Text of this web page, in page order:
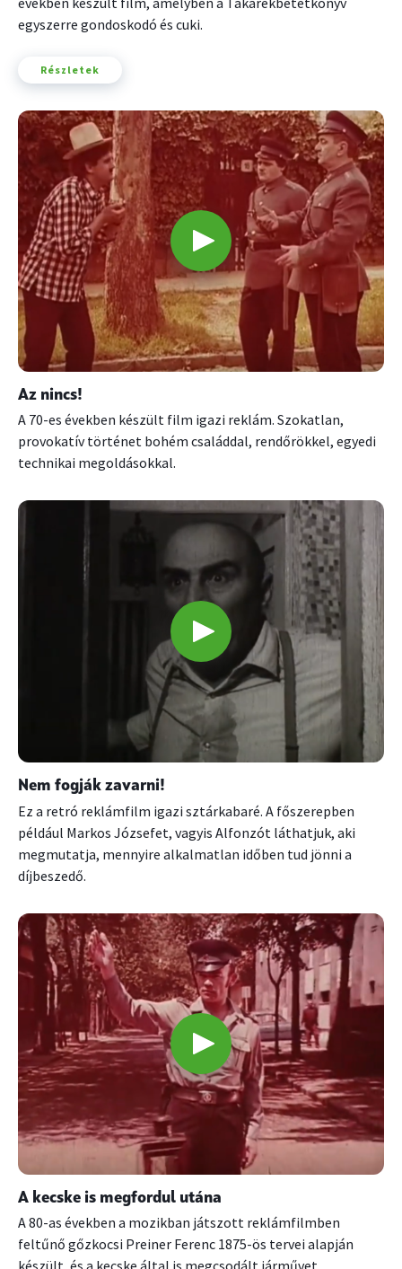
egyszerre gondoskodó és cuki.
Részletek
Az nincs!
A 70-es években készült film igazi reklám. Szokatlan,
provokatív történet bohém családdal, rendőrökkel, egyedi
technikai megoldásokkal.
Nem fogják zavarni!
Ez a retró reklámfilm igazi sztárkabaré. A főszerepben
például Markos Józsefet, vagyis Alfonzót láthatjuk, aki
megmutatja, mennyire alkalmatlan időben tud jönni a
díjbeszedő.
A kecske is megfordul utána
A 80-as években a mozikban játszott reklámfilmben
feltűnő gőzkocsi Preiner Ferenc 1875-ös tervei alapján